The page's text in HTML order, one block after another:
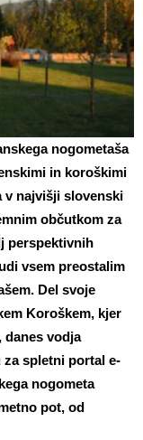
nogometaša
in koroškimi
v najvišji slovenski
občutkom za
perspektivnih
vsem preostalim
Del svoje
Koroškem, kjer
danes vodja
spletni portal e-
nogometa
pot, od